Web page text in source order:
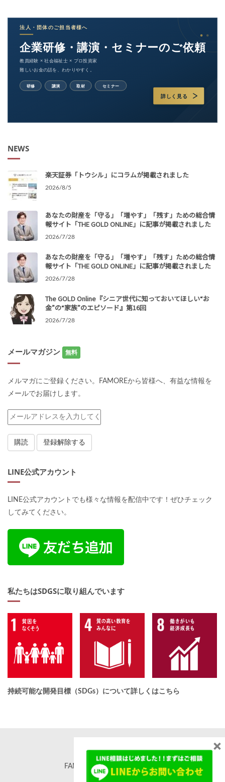
NEWS
楽天証券「トウシル」にコラムが掲載されました
2026/8/5
あなたの財産を「守る」「増やす」「残す」ための総合情
報サイト「THE GOLD ONLINE」に記事が掲載されました
2026/7/28
あなたの財産を「守る」「増やす」「残す」ための総合情
報サイト「THE GOLD ONLINE」に記事が掲載されました
2026/7/28
The GOLD Online『シニア世代に知っておいてほしい“お
金”の“家族”のエピソード』第16回
2026/7/28
メールマガジン 無料
メルマガにご登録ください。FAMOREから皆様へ、有益な情報を
メールでお届けします。
LINE公式アカウント
LINE公式アカウントでも様々な情報を配信中です！ぜひチェック
してみてください。
私たちはSDGSに取り組んでいます
持続可能な開発目標（SDGs）について詳しくはこちら
FAMORE. All rights reserved. ©
famore.co.jp
×